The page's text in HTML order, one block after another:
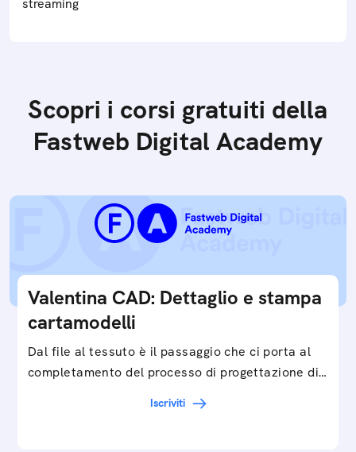
streaming
Scopri i corsi gratuiti della
Fastweb Digital Academy
Valentina CAD: Dettaglio e stampa
cartamodelli
Dal file al tessuto è il passaggio che ci porta al
completamento del processo di progettazione di
Iscriviti